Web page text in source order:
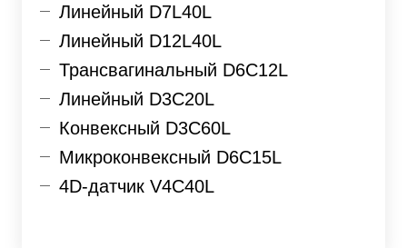
Линейный D7L40L
Линейный D12L40L
Трансвагинальный D6C12L
Линейный D3C20L
Конвексный D3C60L
Микроконвексный D6C15L
4D-датчик V4C40L